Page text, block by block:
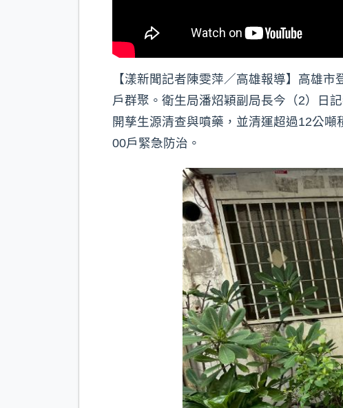
【漾新聞記者陳雯萍／高雄報導】高雄
戶群聚。衛生局潘炤穎副局長今（2）日
開孳生源清查與噴藥，並清運超過12公
00戶緊急防治。